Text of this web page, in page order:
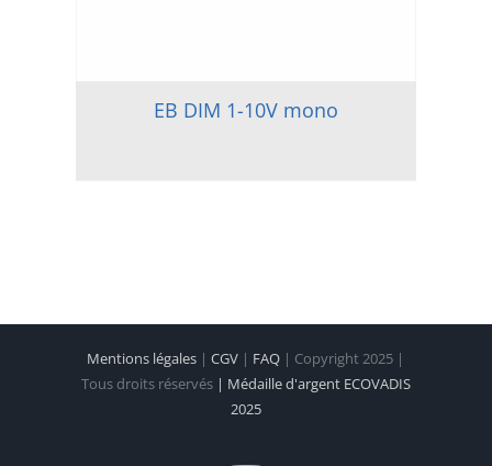
EB DIM 1-10V mono
Mentions légales |CGV | FAQ | Copyright 2025 |
Tous droits réservés | Médaille d'argent ECOVADIS
2025